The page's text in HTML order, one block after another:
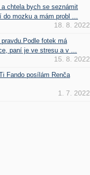
chtela bych se seznámit
mozku a mám probl ...
18. 8. 2022
fotek má
paní je ve stresu a v ...
15. 8. 2022
Fando posílám Renča
1. 7. 2022